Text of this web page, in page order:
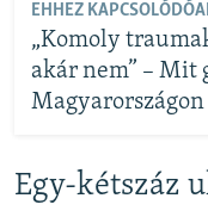
EHHEZ
„Komoly
akár nem” – Mit
Egy-kétszáz